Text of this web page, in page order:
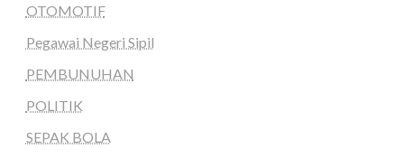
OTOMOTIF
Pegawai Negeri Sipil
PEMBUNUHAN
POLITIK
SEPAK BOLA